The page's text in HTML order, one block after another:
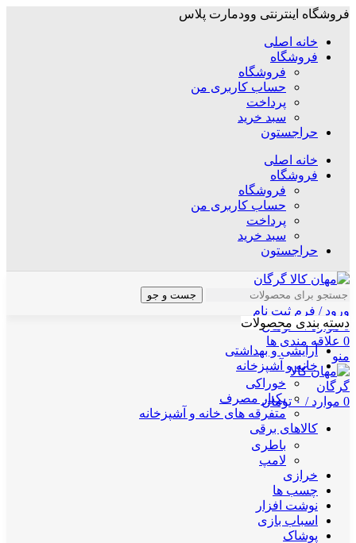
فروشگاه اینترنتی وودمارت پلاس
خانه اصلی
فروشگاه
فروشگاه
حساب کاربری من
پرداخت
سبد خرید
حراجستون
خانه اصلی
فروشگاه
فروشگاه
حساب کاربری من
پرداخت
سبد خرید
حراجستون
جست و جو
ورود / فرم ثبت نام
0 موارد / ۰ تومان
0 علاقه مندی ها
منو
0 موارد / ۰ تومان
دسته بندی محصولات
آرایشی و بهداشتی
خانه و آشپزخانه
خوراکی
یکبار مصرف
متفرقه های خانه و آشپزخانه
کالاهای برقی
باطری
لامپ
خرازی
چسب ها
نوشت افزار
اسباب بازی
پوشاک